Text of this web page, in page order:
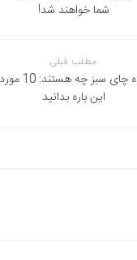
شما خواهند شد!
مطلب قبلی
مزایای
این باره بدانید